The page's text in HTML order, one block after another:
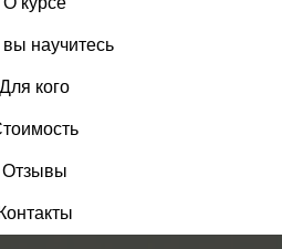
научитесь
Для кого
Отзывы
Контакты